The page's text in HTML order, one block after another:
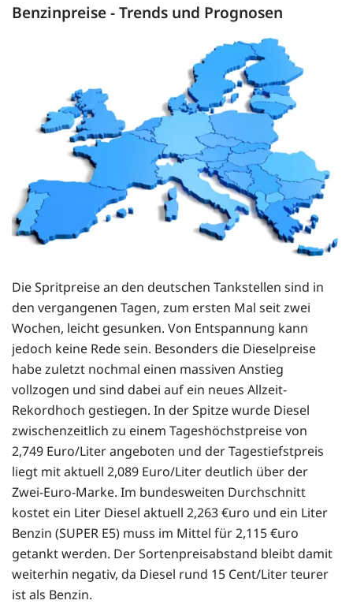
Benzinpreise - Trends und Prognosen
Die Spritpreise an den deutschen Tankstellen sind in
den vergangenen Tagen, zum ersten Mal seit zwei
Wochen, leicht gesunken. Von Entspannung kann
jedoch keine Rede sein. Besonders die Dieselpreise
habe zuletzt nochmal einen massiven Anstieg
vollzogen und sind dabei auf ein neues Allzeit-
Rekordhoch gestiegen. In der Spitze wurde Diesel
zwischenzeitlich zu einem Tageshöchstpreise von
2,749 Euro/Liter angeboten und der Tagestiefstpreis
liegt mit aktuell 2,089 Euro/Liter deutlich über der
Zwei-Euro-Marke. Im bundesweiten Durchschnitt
kostet ein Liter Diesel aktuell 2,263 €uro und ein Liter
Benzin (SUPER E5) muss im Mittel für 2,115 €uro
getankt werden. Der Sortenpreisabstand bleibt damit
weiterhin negativ, da Diesel rund 15 Cent/Liter teurer
ist als Benzin.